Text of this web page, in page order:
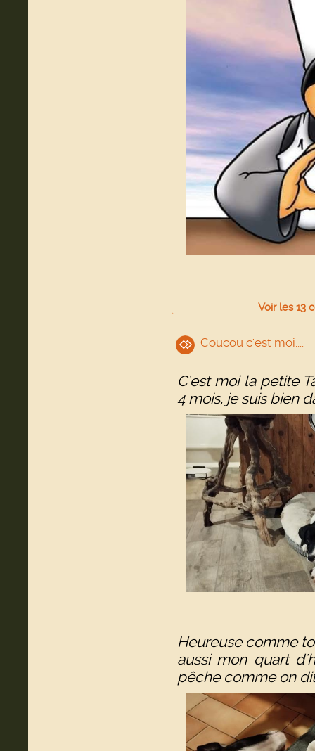
Voir les13
Coucou c'est moi....
C'est moi la petite
4 mois, je suis bien
Heureuse comme
aussi mon quart
pêche comme on